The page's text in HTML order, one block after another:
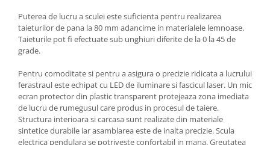
Mobilier gradina
Corturi, Prelate si plase de
umbrire
Lopeti zapada
Zdrobitoare si teascuri
Teascuri
Zdrobitoare electrice
Zdrobitoare electrice & manuale
Puterea de lucru a sculei este suficienta pentru realizarea
taieturilor de pana la 80 mm adancime in materialele lemnoase.
Taieturile pot fi efectuate sub unghiuri diferite de la 0 la 45 de
grade.
Pentru comoditate si pentru a asigura o precizie ridicata a lucrului
ferastraul este echipat cu LED de iluminare si fascicul laser. Un mic
ecran protector din plastic transparent protejeaza zona imediata
de lucru de rumegusul care produs in procesul de taiere.
Structura interioara si carcasa sunt realizate din materiale
sintetice durabile iar asamblarea este de inalta precizie. Scula
electrica pendulara se potriveste confortabil in mana. Greutatea